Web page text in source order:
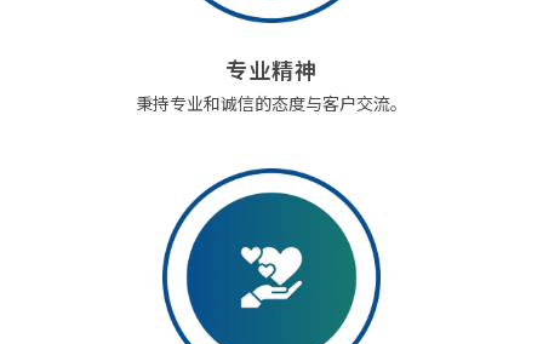
专业精神
秉持专业和诚信的态度与客户交流。